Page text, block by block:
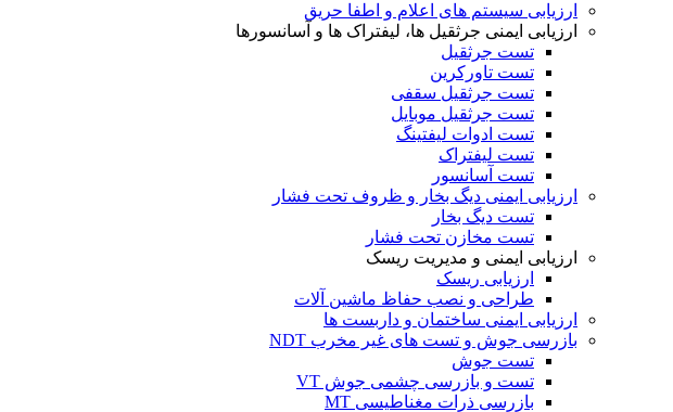
ارزیابی سیستم های اعلام و اطفا حریق
ارزیابی ایمنی جرثقیل ها، لیفتراک ها و آسانسورها
تست جرثقیل
تست تاورکرین
تست جرثقیل سقفی
تست جرثقیل موبایل
تست ادوات لیفتینگ
تست لیفتراک
تست آسانسور
ارزیابی ایمنی دیگ بخار و ظروف تحت فشار
تست دیگ بخار
تست مخازن تحت فشار
ارزیابی ایمنی و مدیریت ریسک
ارزیابی ریسک
طراحی و نصب حفاظ ماشین آلات
ارزیابی ایمنی ساختمان و داربست ها
بازرسی جوش و تست های غیر مخرب NDT
تست جوش
تست و بازرسی چشمی جوش VT
بازرسی ذرات مغناطیسی MT